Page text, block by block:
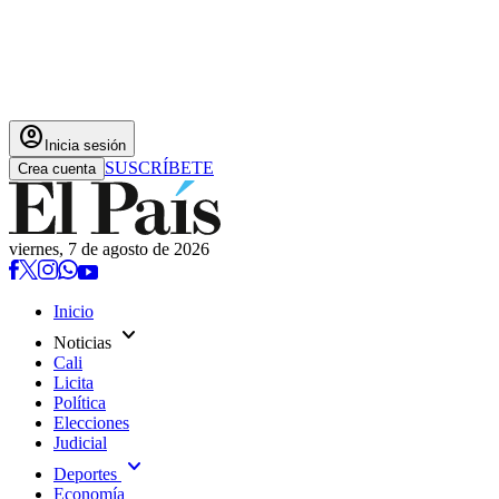
account_circle Inicia sesión
Crea cuenta SUSCRÍBETE
viernes, 7 de agosto de 2026
Inicio
Noticias expand_more
Cali
Licita
Política
Elecciones
Judicial
Deportes expand_more
Economía